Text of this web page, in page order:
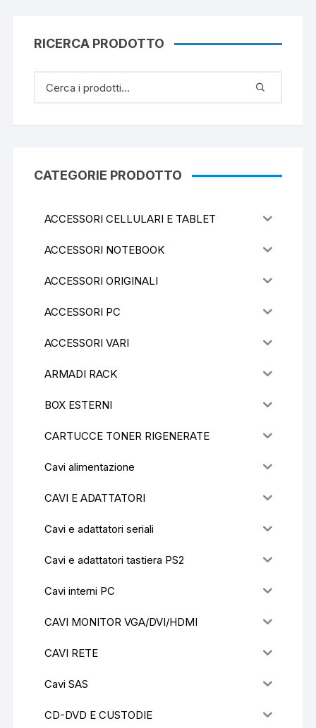
RICERCA PRODOTTO
CATEGORIE PRODOTTO
ACCESSORI CELLULARI E TABLET
ACCESSORI NOTEBOOK
ACCESSORI ORIGINALI
ACCESSORI PC
ACCESSORI VARI
ARMADI RACK
BOX ESTERNI
CARTUCCE TONER RIGENERATE
Cavi alimentazione
CAVI E ADATTATORI
Cavi e adattatori seriali
Cavi e adattatori tastiera PS2
Cavi interni PC
CAVI MONITOR VGA/DVI/HDMI
CAVI RETE
Cavi SAS
CD-DVD E CUSTODIE